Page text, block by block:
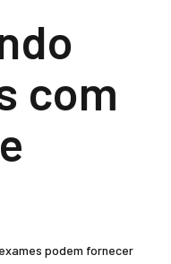
com
podem fornecer